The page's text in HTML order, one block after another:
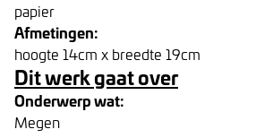
papier
Afmetingen:
hoogte 14cm x breedte 19cm
Dit werk gaat over
Onderwerp wat:
Megen